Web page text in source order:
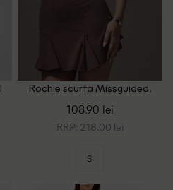
Rochie scurta Missguided,
108.90 lei
RRP: 218.00 lei
S